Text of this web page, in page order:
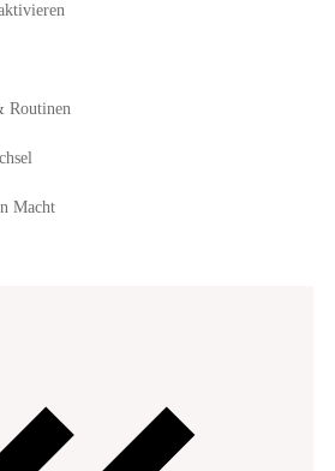
Routinen
Macht